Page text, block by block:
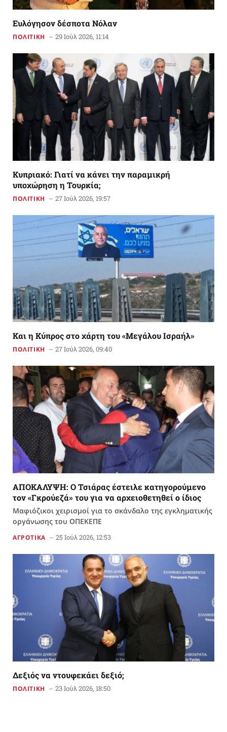
Ευλόγησον δέσποτα Νόλαν
ΠΟΛΙΤΙΚΗ 29 Ιούλ 2026, 11:14
Κυπριακό: Γιατί να κάνει την παραμικρή
υποχώρηση η Τουρκία;
ΠΟΛΙΤΙΚΗ 27 Ιούλ 2026, 19:57
Και η Κύπρος στο χάρτη του «Μεγάλου Ισραήλ»
ΠΟΛΙΤΙΚΗ 27 Ιούλ 2026, 09:40
ΑΠΟΚΑΛΥΨΗ: Ο Τσιάρας έστειλε κατηγορούμενο
τον «Γκρούεζά» του για να αρχειοθετηθεί ο ίδιος
Μαφιόζικοι χειρισμοί για το σκάνδαλο της εγκληματικής
οργάνωσης του ΟΠΕΚΕΠΕ
ΑΓΡΟΤΙΚΑ 25 Ιούλ 2026, 12:53
Δεξιός να ντουφεκάει δεξιό;
ΠΟΛΙΤΙΚΗ 23 Ιούλ 2026, 18:50